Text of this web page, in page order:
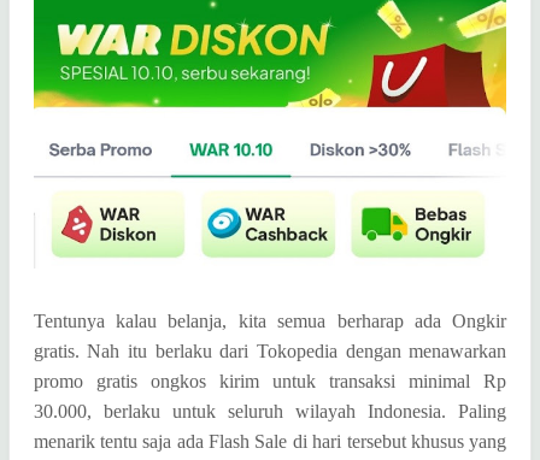
Tentunya kalau belanja, kita semua berharap ada Ongkir
gratis. Nah itu berlaku dari Tokopedia dengan menawarkan
promo gratis ongkos kirim untuk transaksi minimal Rp
30.000, berlaku untuk seluruh wilayah Indonesia. Paling
menarik tentu saja ada Flash Sale di hari tersebut khusus yang